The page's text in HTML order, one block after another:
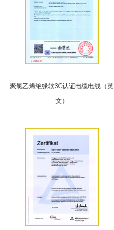
聚氯乙烯绝缘软3C认证电缆电线（英
文）